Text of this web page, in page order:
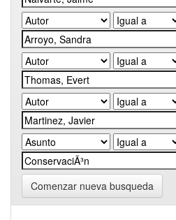
Comenzar nueva busqueda